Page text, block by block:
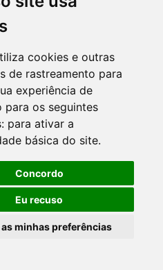
cookies e outras
de rastreamento para
experiência de
para os seguintes
para ativar a
básica do site.
Concordo
Eu recuso
minhas preferências